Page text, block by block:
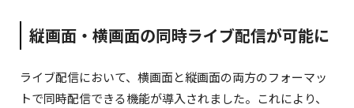
縦画面・横画面の同時ライブ配信が可能に
ライブ配信において、横画面と縦画面の両方のフォーマッ
トで同時配信できる機能が導入されました。これにより、